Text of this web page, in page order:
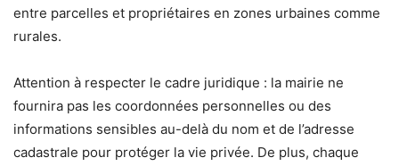
entre parcelles et propriétaires en zones urbaines comme
rurales.
Attention à respecter le cadre juridique : la mairie ne
fournira pas les coordonnées personnelles ou des
informations sensibles au-delà du nom et de l’adresse
cadastrale pour protéger la vie privée. De plus, chaque